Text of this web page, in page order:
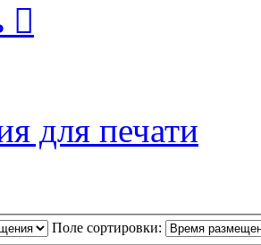
для печати
Поле сортировки: